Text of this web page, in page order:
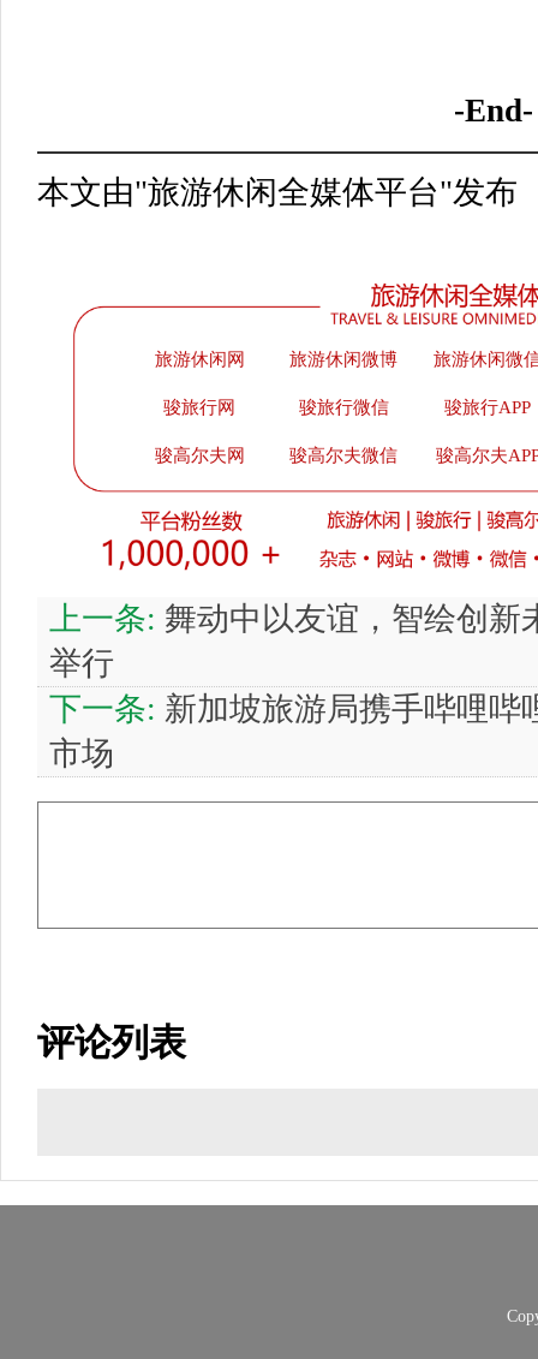
-End-
本文由"旅游休闲全媒体平台"发布
旅游休闲网 旅游休闲微博 旅游休闲微
骏旅行网 骏旅行微信 骏旅行APP
骏高尔夫网 骏高尔夫微信 骏高尔夫
上一条: 舞动中以友谊，智绘创新
举行
下一条: 新加坡旅游局携手哔哩哔
市场
评论列表